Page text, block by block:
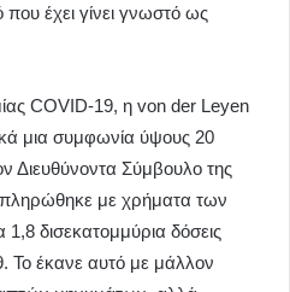
που έχει γίνει γνωστό ως
COVID-19, η von der Leyen
μια συμφωνία ύψους 20
Διευθύνοντα Σύμβουλο της
με χρήματα των
δισεκατομμύρια δόσεις
Το έκανε αυτό με μάλλον